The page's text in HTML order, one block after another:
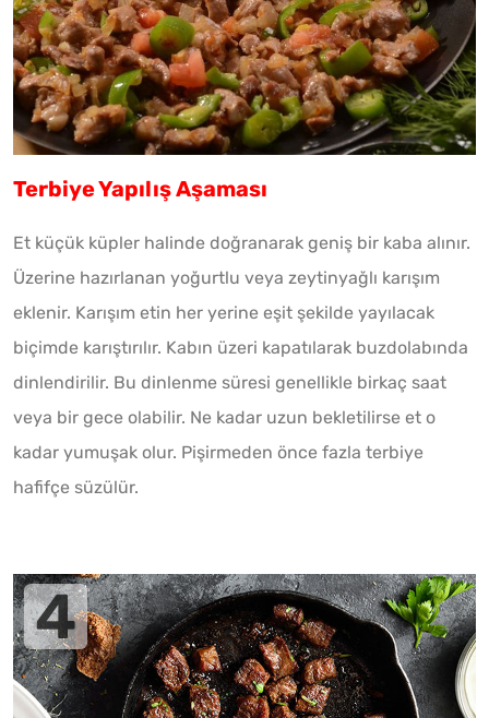
Terbiye Yapılış Aşaması
Et küçük küpler halinde doğranarak geniş bir kaba alınır.
Üzerine hazırlanan yoğurtlu veya zeytinyağlı karışım
eklenir. Karışım etin her yerine eşit şekilde yayılacak
biçimde karıştırılır. Kabın üzeri kapatılarak buzdolabında
dinlendirilir. Bu dinlenme süresi genellikle birkaç saat
veya bir gece olabilir. Ne kadar uzun bekletilirse et o
kadar yumuşak olur. Pişirmeden önce fazla terbiye
hafifçe süzülür.